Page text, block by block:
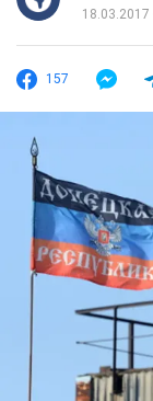
18.03.2017
157